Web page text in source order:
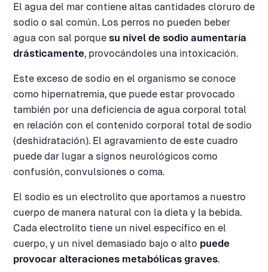
El agua del mar contiene altas cantidades cloruro de
sodio o sal común. Los perros no pueden beber
agua con sal porque su nivel de sodio aumentaría
drásticamente, provocándoles una intoxicación.
Este exceso de sodio en el organismo se conoce
como hipernatremia, que puede estar provocado
también por una deficiencia de agua corporal total
en relación con el contenido corporal total de sodio
(deshidratación). El agravamiento de este cuadro
puede dar lugar a signos neurológicos como
confusión, convulsiones o coma.
El sodio es un electrolito que aportamos a nuestro
cuerpo de manera natural con la dieta y la bebida.
Cada electrolito tiene un nivel específico en el
cuerpo, y un nivel demasiado bajo o alto puede
provocar alteraciones metabólicas graves.